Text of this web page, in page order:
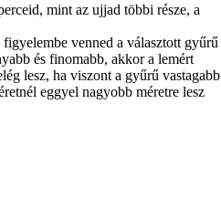
mint az ujjad többi része, a
venned a választott gyűrű
és finomabb, akkor a lemért
lesz, ha viszont a gyűrű vastagabb
eggyel nagyobb méretre lesz